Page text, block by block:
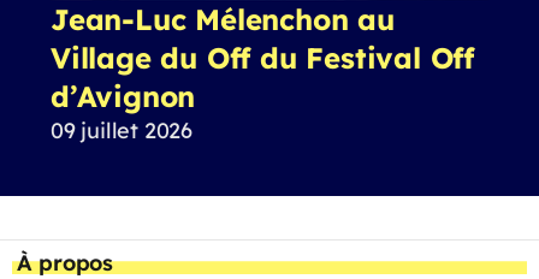
Jean-Luc Mélenchon au
Village du Off du Festival Off
d’Avignon
09 juillet 2026
À propos